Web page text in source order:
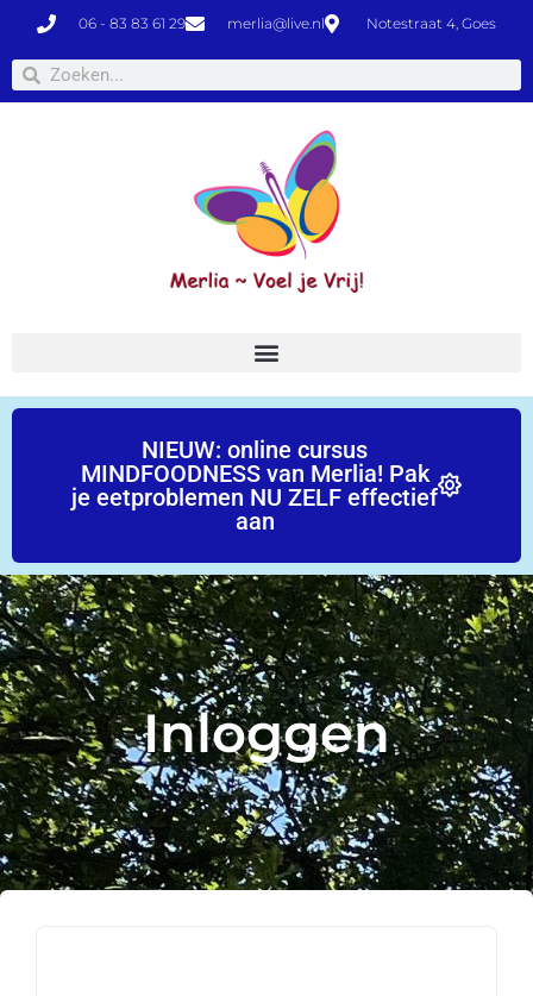
06 - 83 83 61 29 merlia@live.nl Notestraat 4, Goes
NIEUW: online cursus
MINDFOODNESS van Merlia! Pak
je eetproblemen NU ZELF effectief
aan
Inloggen